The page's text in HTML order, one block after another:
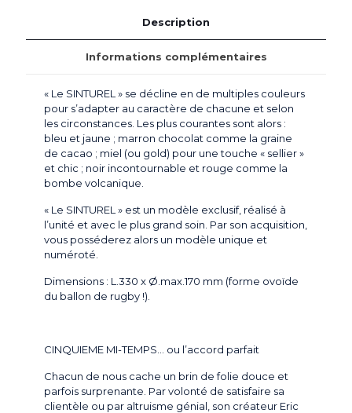
Description
Informations complémentaires
« Le SINTUREL » se décline en de multiples couleurs
pour s’adapter au caractère de chacune et selon
les circonstances. Les plus courantes sont alors :
bleu et jaune ; marron chocolat comme la graine
de cacao ; miel (ou gold) pour une touche « sellier »
et chic ; noir incontournable et rouge comme la
bombe volcanique.
« Le SINTUREL » est un modèle exclusif, réalisé à
l’unité et avec le plus grand soin. Par son acquisition,
vous posséderez alors un modèle unique et
numéroté
Dimensions : L.330 x Ø.max.170 mm (forme ovoïde
du ballon de rugby !).
CINQUIEME MI-TEMPS… ou l’accord parfait
Chacun de nous cache un brin de folie douce et
parfois surprenante. Par volonté de satisfaire sa
clientèle ou par altruisme génial, son créateur Eric